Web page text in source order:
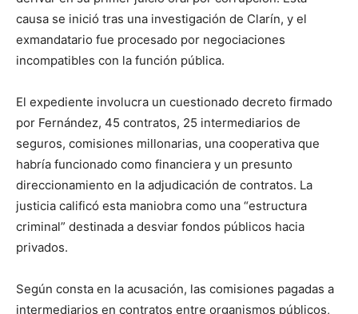
causa se inició tras una investigación de Clarín, y el
exmandatario fue procesado por negociaciones
incompatibles con la función pública.
El expediente involucra un cuestionado decreto firmado
por Fernández, 45 contratos, 25 intermediarios de
seguros, comisiones millonarias, una cooperativa que
habría funcionado como financiera y un presunto
direccionamiento en la adjudicación de contratos. La
justicia calificó esta maniobra como una “estructura
criminal” destinada a desviar fondos públicos hacia
privados.
Según consta en la acusación, las comisiones pagadas a
intermediarios en contratos entre organismos públicos,